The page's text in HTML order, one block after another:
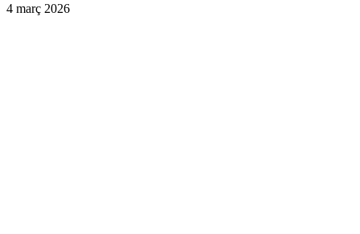
4 març 2026